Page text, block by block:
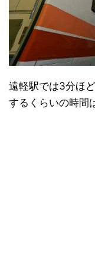
遠軽駅では3分ほ
するくらいの時間